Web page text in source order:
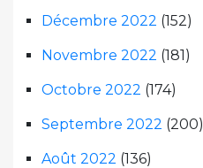
Décembre 2022 (152)
Novembre 2022 (181)
Octobre 2022 (174)
Septembre 2022 (200)
Août 2022 (136)